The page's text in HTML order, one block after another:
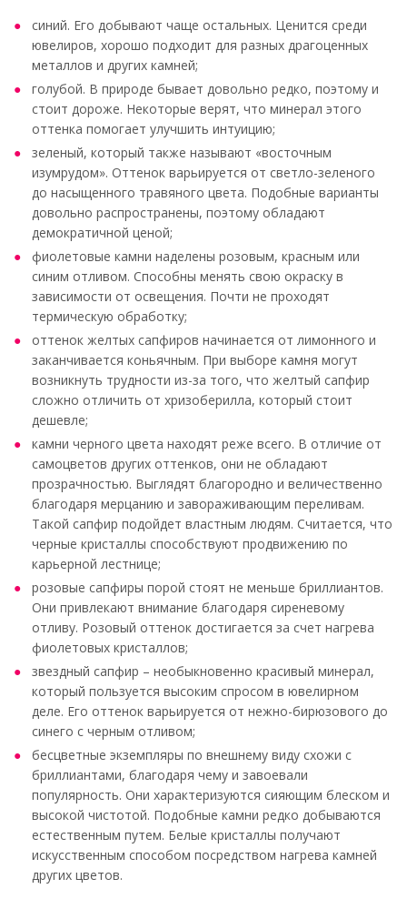
синий. Его добывают чаще остальных. Ценится среди
ювелиров, хорошо подходит для разных драгоценных
металлов и других камней;
голубой. В природе бывает довольно редко, поэтому и
стоит дороже. Некоторые верят, что минерал этого
оттенка помогает улучшить интуицию;
зеленый, который также называют «восточным
изумрудом». Оттенок варьируется от светло-зеленого
до насыщенного травяного цвета. Подобные варианты
довольно распространены, поэтому обладают
демократичной ценой;
фиолетовые камни наделены розовым, красным или
синим отливом. Способны менять свою окраску в
зависимости от освещения. Почти не проходят
термическую обработку;
оттенок желтых сапфиров начинается от лимонного и
заканчивается коньячным. При выборе камня могут
возникнуть трудности из-за того, что желтый сапфир
сложно отличить от хризоберилла, который стоит
дешевле;
камни черного цвета находят реже всего. В отличие от
самоцветов других оттенков, они не обладают
прозрачностью. Выглядят благородно и величественно
благодаря мерцанию и завораживающим переливам.
Такой сапфир подойдет властным людям. Считается, что
черные кристаллы способствуют продвижению по
карьерной лестнице;
розовые сапфиры порой стоят не меньше бриллиантов.
Они привлекают внимание благодаря сиреневому
отливу. Розовый оттенок достигается за счет нагрева
фиолетовых кристаллов;
звездный сапфир – необыкновенно красивый минерал,
который пользуется высоким спросом в ювелирном
деле. Его оттенок варьируется от нежно-бирюзового до
синего с черным отливом;
бесцветные экземпляры по внешнему виду схожи с
бриллиантами, благодаря чему и завоевали
популярность. Они характеризуются сияющим блеском и
высокой чистотой. Подобные камни редко добываются
естественным путем. Белые кристаллы получают
искусственным способом посредством нагрева камней
других цветов.